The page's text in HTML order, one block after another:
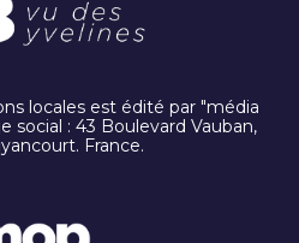
locales est édité par "média
social : 43 Boulevard Vauban,
France.